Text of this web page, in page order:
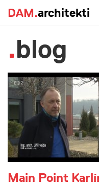
DAM.architekti
blog
Main Point